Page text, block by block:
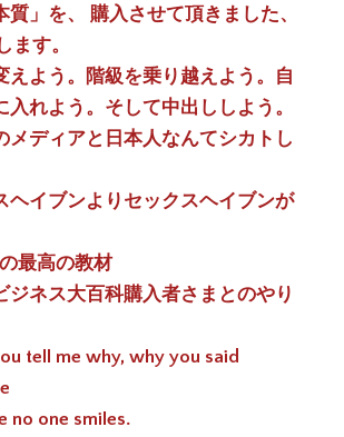
質」を、 購入させて頂きました、
ます。
えよう。階級を乗り越えよう。自
入れよう。そして中出ししよう。
メディアと日本人なんてシカトし
ヘイブンよりセックスヘイブンが
最高の教材
ジネス大百科購入者さまとのやり
tell me why, why you said
no one smiles.